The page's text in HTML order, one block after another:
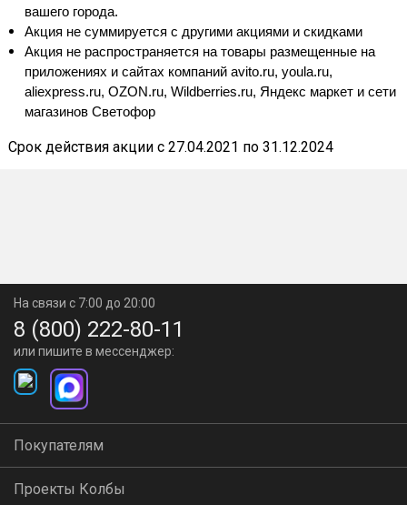
вашего города.
Акция не суммируется с другими акциями и скидками
Акция не распространяется на товары размещенные на
приложениях и сайтах компаний avito.ru, youla.ru,
aliexpress.ru, OZON.ru, Wildberries.ru, Яндекс маркет и сети
магазинов Светофор
Срок действия акции с 27.04.2021 по 31.12.2024
На связи с 7:00 до 20:00
8 (800) 222-80-11
или пишите в мессенджер:
Покупателям
Проекты Колбы